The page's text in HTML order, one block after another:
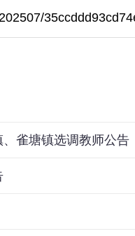
雀塘镇选调教师公告